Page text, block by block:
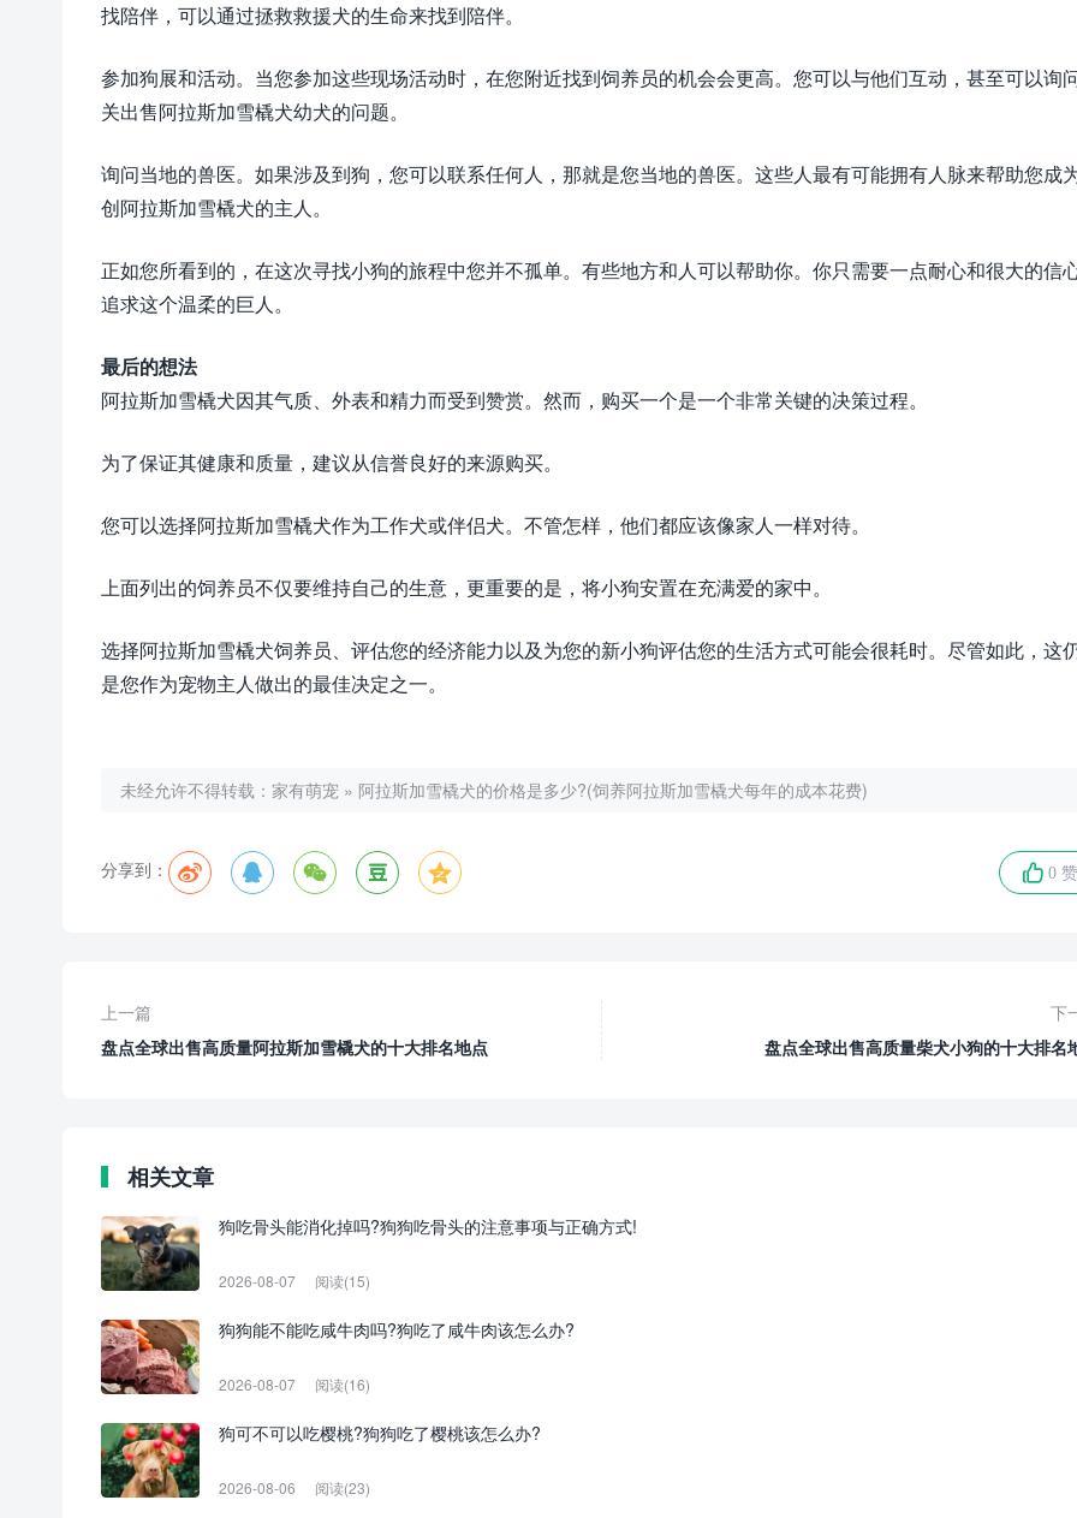
找陪伴，可以通过拯救救援犬的生命来找到陪伴。
参加狗展和活动。当您参加这些现场活动时，在您附近找到饲养员的机会会更高。您可以与他们互动，甚至可以询
关出售阿拉斯加雪橇犬幼犬的问题。
询问当地的兽医。如果涉及到狗，您可以联系任何人，那就是您当地的兽医。这些人最有可能拥有人脉来帮助您成
创阿拉斯加雪橇犬的主人。
正如您所看到的，在这次寻找小狗的旅程中您并不孤单。有些地方和人可以帮助你。你只需要一点耐心和很大的信
追求这个温柔的巨人。
最后的想法
阿拉斯加雪橇犬因其气质、外表和精力而受到赞赏。然而，购买一个是一个非常关键的决策过程。
为了保证其健康和质量，建议从信誉良好的来源购买。
您可以选择阿拉斯加雪橇犬作为工作犬或伴侣犬。不管怎样，他们都应该像家人一样对待。
上面列出的饲养员不仅要维持自己的生意，更重要的是，将小狗安置在充满爱的家中。
选择阿拉斯加雪橇犬饲养员、评估您的经济能力以及为您的新小狗评估您的生活方式可能会很耗时。尽管如此，这
是您作为宠物主人做出的最佳决定之一。
未经允许不得转载： 家有萌宠 » 阿拉斯加雪橇犬的价格是多少?(饲养阿拉斯加雪橇犬每年的成本花费)
分享到： 0 赞
上一篇
盘点全球出售高质量阿拉斯加雪橇犬的十大排名地点
下
盘点全球出售高质量柴犬小狗的十大排名
相关文章
狗吃骨头能消化掉吗?狗狗吃骨头的注意事项与正确方式!
2026-08-07 阅读(15)
狗狗能不能吃咸牛肉吗?狗吃了咸牛肉该怎么办?
2026-08-07 阅读(16)
狗可不可以吃樱桃?狗狗吃了樱桃该怎么办?
2026-08-06 阅读(23)